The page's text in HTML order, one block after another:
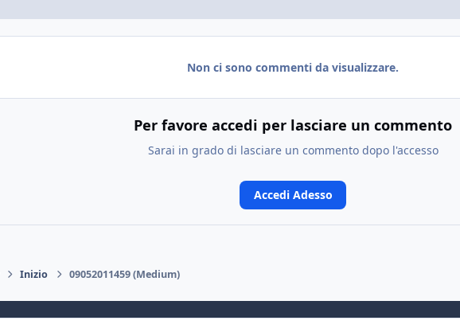
Non ci sono commenti da visualizzare.
Per favore accedi per lasciare un commento
Sarai in grado di lasciare un commento dopo l'accesso
Accedi Adesso
Inizio 09052011459 (Medium)